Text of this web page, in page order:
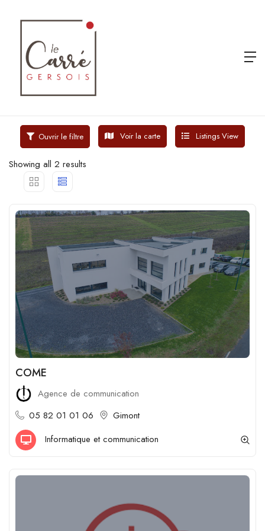
Ouvrir le filtre Voir la carte Listings View
Showing all 2 results
COME
Agence de communication
05 82 01 01 06
Gimont
Informatique et communication